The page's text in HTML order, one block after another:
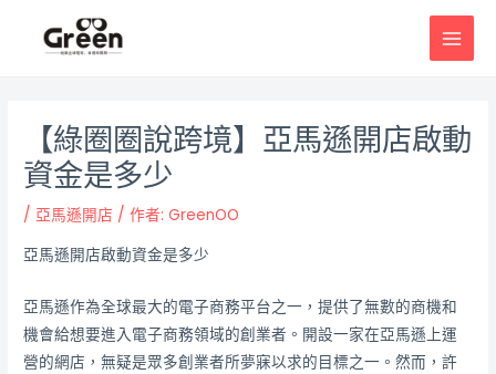
【綠圈圈說跨境】亞馬遜開店啟動
資金是多少
/亞馬遜開店 / 作者:GreenOO
亞馬遜開店啟動資金是多少
亞馬遜作為全球最大的電子商務平台之一，提供了無數的商機和
機會給想要進入電子商務領域的創業者。開設一家在亞馬遜上運
營的網店，無疑是眾多創業者所夢寐以求的目標之一。然而，許